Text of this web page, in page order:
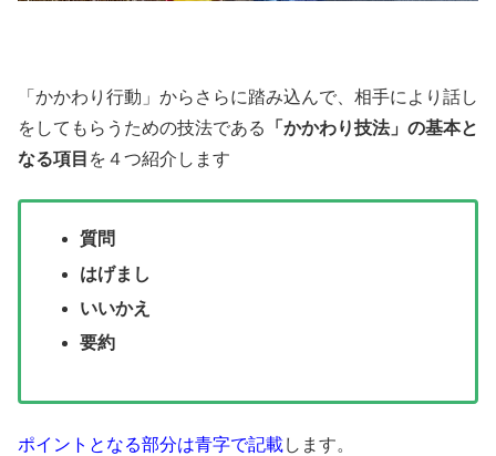
「かかわり行動」からさらに踏み込んで、相手により話し
をしてもらうための技法である
「かかわり技法」の基本と
なる項目 を４つ紹介します
質問
はげまし
いいかえ
要約
ポイントとなる部分は青字で記載します。